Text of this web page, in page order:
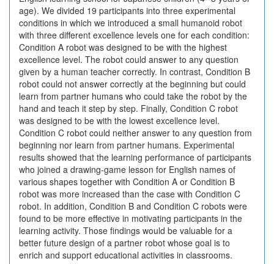
age). We divided 19 participants into three experimental
conditions in which we introduced a small humanoid robot
with three different excellence levels one for each condition:
Condition A robot was designed to be with the highest
excellence level. The robot could answer to any question
given by a human teacher correctly. In contrast, Condition B
robot could not answer correctly at the beginning but could
learn from partner humans who could take the robot by the
hand and teach it step by step. Finally, Condition C robot
was designed to be with the lowest excellence level.
Condition C robot could neither answer to any question from
beginning nor learn from partner humans. Experimental
results showed that the learning performance of participants
who joined a drawing-game lesson for English names of
various shapes together with Condition A or Condition B
robot was more increased than the case with Condition C
robot. In addition, Condition B and Condition C robots were
found to be more effective in motivating participants in the
learning activity. Those findings would be valuable for a
better future design of a partner robot whose goal is to
enrich and support educational activities in classrooms.